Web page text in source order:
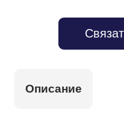
Описание